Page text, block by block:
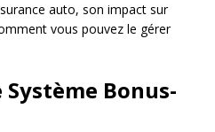
auto, son impact sur
vous pouvez le gérer
Système Bonus-